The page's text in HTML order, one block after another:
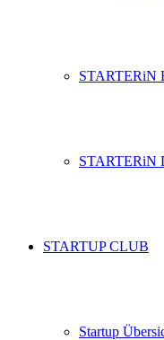
STARTERiN
STARTERiN
STARTUP CLUB
Startup